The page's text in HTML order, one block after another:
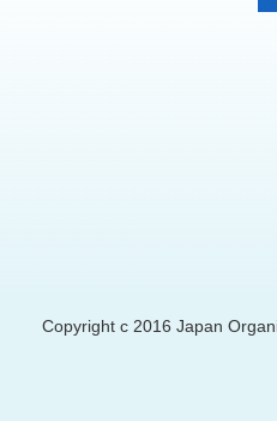
Copyright c 2016 Japan